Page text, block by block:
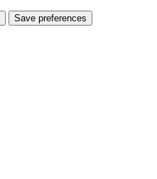
Save preferences